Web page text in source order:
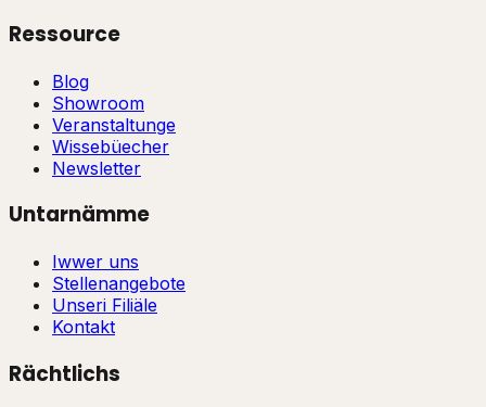
Ressource
Blog
Showroom
Veranstaltunge
Wissebüecher
Newsletter
Untarnämme
Iwwer uns
Stellenangebote
Unseri Filiäle
Kontakt
Rächtlichs